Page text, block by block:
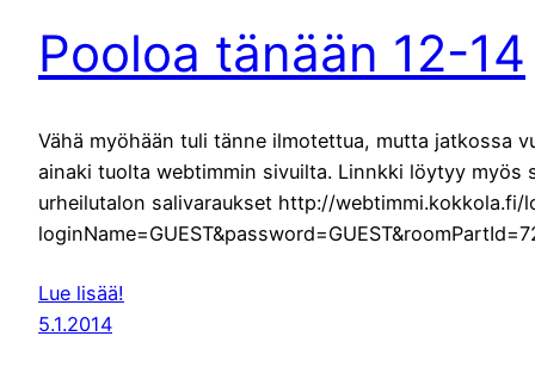
Pooloa tänään 12-14
Vähä myöhään tuli tänne ilmotettua, mutta jatkossa
ainaki tuolta webtimmin sivuilta. Linnkki löytyy myös
urheilutalon salivaraukset http://webtimmi.kokkola.fi/
Lue lisää!
5.1.2014